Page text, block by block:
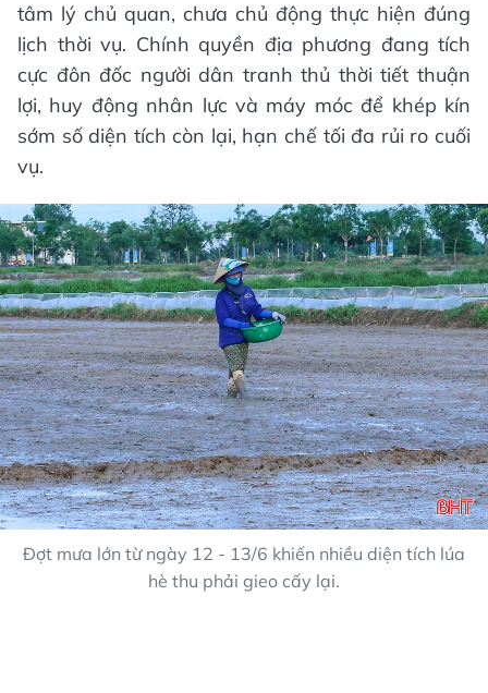
tâm lý chủ quan, chưa chủ động thực hiện đúng
lịch thời vụ. Chính quyền địa phương đang tích
cực đôn đốc người dân tranh thủ thời tiết thuận
lợi, huy động nhân lực và máy móc để khép kín
sớm số diện tích còn lại, hạn chế tối đa rủi ro cuối
vụ.
Đợt mưa lớn từ ngày 12 - 13/6 khiến nhiều diện tích lúa
hè thu phải gieo cấy lại.